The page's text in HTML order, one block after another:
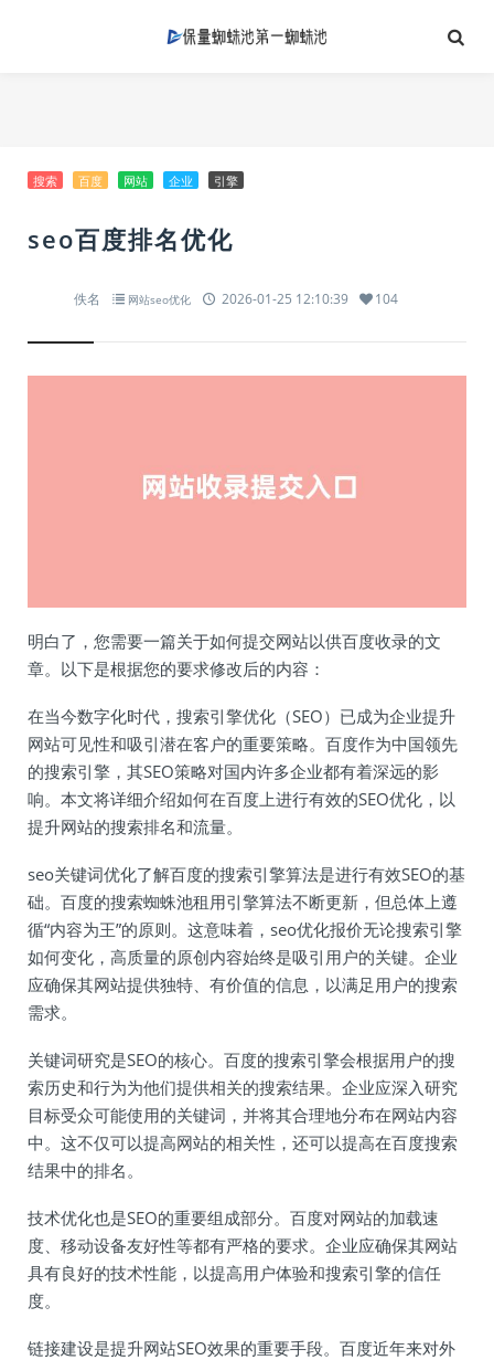
搜索 百度 网站 企业 引擎
seo百度排名优化
佚名 网站seo优化 2026-01-25 12:10:39 104
明白了，您需要一篇关于如何提交网站以供百度收录的文
章。以下是根据您的要求修改后的内容：
在当今数字化时代，搜索引擎优化（SEO）已成为企业提升
网站可见性和吸引潜在客户的重要策略。百度作为中国领先
的搜索引擎，其SEO策略对国内许多企业都有着深远的影
响。本文将详细介绍如何在百度上进行有效的SEO优化，以
提升网站的搜索排名和流量。
seo关键词优化了解百度的搜索引擎算法是进行有效SEO的基
础。百度的搜索蜘蛛池租用引擎算法不断更新，但总体上遵
循“内容为王”的原则。这意味着，seo优化报价无论搜索引擎
如何变化，高质量的原创内容始终是吸引用户的关键。企业
应确保其网站提供独特、有价值的信息，以满足用户的搜索
需求。
关键词研究是SEO的核心。百度的搜索引擎会根据用户的搜
索历史和行为为他们提供相关的搜索结果。企业应深入研究
目标受众可能使用的关键词，并将其合理地分布在网站内容
中。这不仅可以提高网站的相关性，还可以提高在百度搜索
结果中的排名。
技术优化也是SEO的重要组成部分。百度对网站的加载速
度、移动设备友好性等都有严格的要求。企业应确保其网站
具有良好的技术性能，以提高用户体验和搜索引擎的信任
度。
链接建设是提升网站SEO效果的重要手段。百度近年来对外